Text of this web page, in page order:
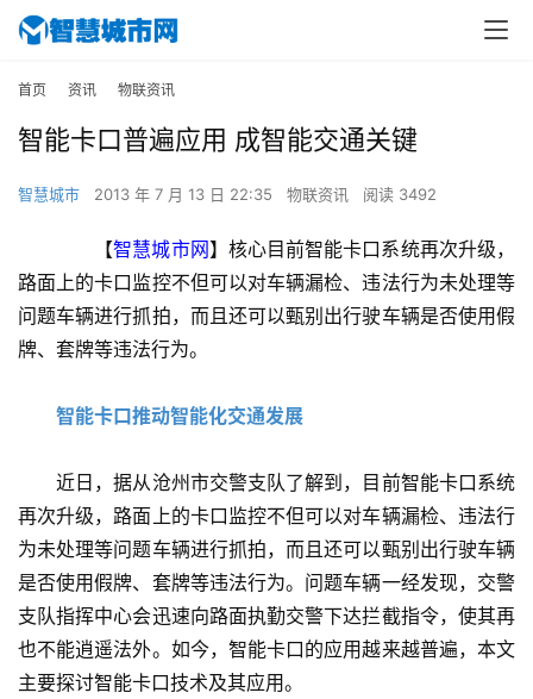
首页 资讯 物联资讯
智能卡口普遍应用 成智能交通关键
智慧城市 2013 年 7 月 13 日 22:35 物联资讯 阅读 3492
【智慧城市网】核心目前智能卡口系统再次升级，
路面上的卡口监控不但可以对车辆漏检、违法行为未处理等
问题车辆进行抓拍，而且还可以甄别出行驶车辆是否使用假
牌、套牌等违法行为。
智能卡口推动智能化交通发展
近日，据从沧州市交警支队了解到，目前智能卡口系统
再次升级，路面上的卡口监控不但可以对车辆漏检、违法行
为未处理等问题车辆进行抓拍，而且还可以甄别出行驶车辆
是否使用假牌、套牌等违法行为。问题车辆一经发现，交警
支队指挥中心会迅速向路面执勤交警下达拦截指令，使其再
也不能逍遥法外。如今，智能卡口的应用越来越普遍，本文
主要探讨智能卡口技术及其应用。